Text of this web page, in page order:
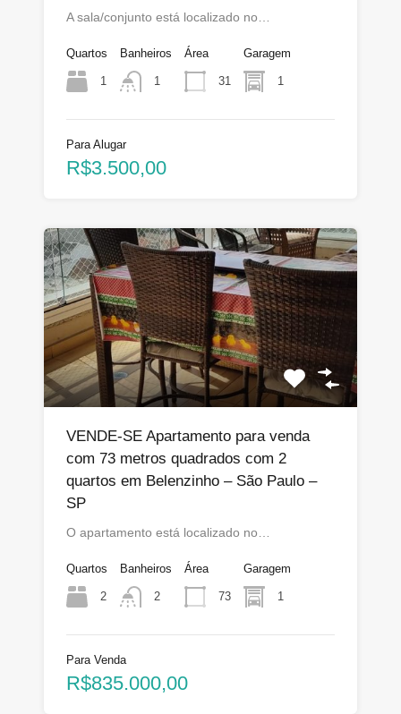
A sala/conjunto está localizado no…
Quartos
1
Banheiros
1
Área
31
Garagem
1
Para Alugar
R$3.500,00
VENDE-SE Apartamento para venda
com 73 metros quadrados com 2
quartos em Belenzinho – São Paulo –
SP
O apartamento está localizado no…
Quartos
2
Banheiros
2
Área
73
Garagem
1
Para Venda
R$835.000,00